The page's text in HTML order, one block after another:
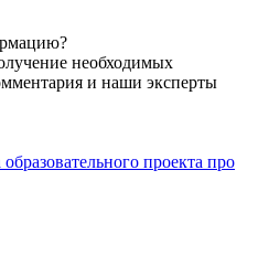
необходимых
и наши эксперты
проекта про